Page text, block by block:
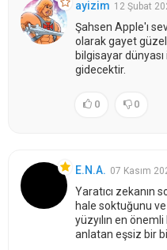
ayizim 12 Şubat
Şahsen Apple'ı
olarak gayet
bilgisayar
gidecektir.
0 0
E.N.A. 07 Kasım
Yaratıcı zekanın
hale soktuğunu
yüzyılın en
anlatan eşsiz bir